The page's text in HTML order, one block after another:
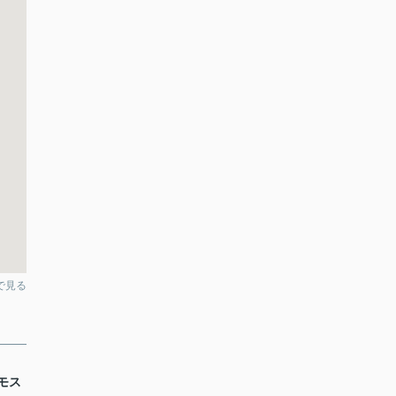
見る
ス